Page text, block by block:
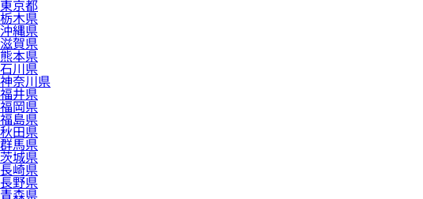
東京都
栃木県
沖縄県
滋賀県
熊本県
石川県
神奈川県
福井県
福岡県
福島県
秋田県
群馬県
茨城県
長崎県
長野県
青森県